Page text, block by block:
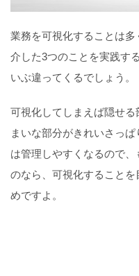
業務を可視化することは
介した3つのことを実践す
いぶ違ってくるでしょう。
可視化してしまえば隠せ
まいな部分がきれいさっ
は管理しやすくなるので
のなら、可視化すること
めですよ。